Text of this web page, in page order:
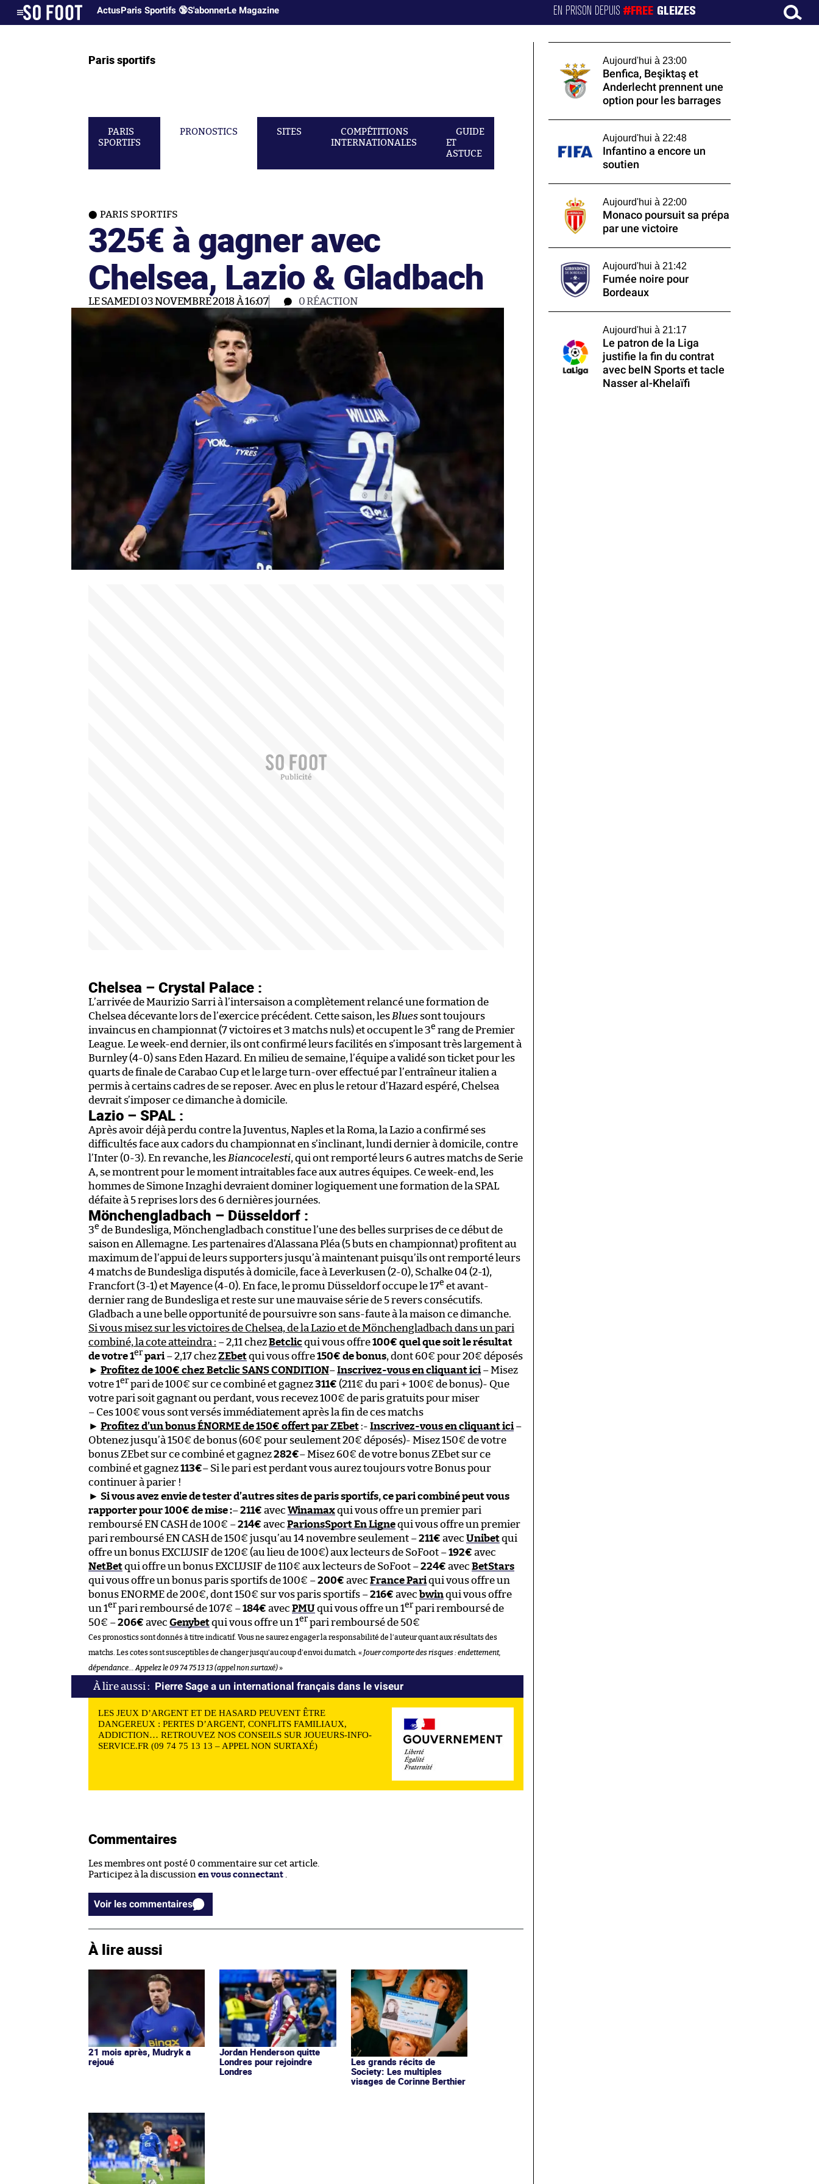
ActusParis Sportifs 🔞S'abonnerLe Magazine EN PRISON DEPUIS#FREE GLEIZES
Paris sportifs
PARIS
SPORTIFS
PRONOSTICS SITES
COMPÉTITIONS
INTERNATIONALES
GUIDE
ET
ASTUCE
PARIS SPORTIFS
325€ à gagner avec
Chelsea, Lazio & Gladbach
LE SAMEDI 03 NOVEMBRE 2018 À 16:07 0RÉACTION
Chelsea – Crystal Palace :
L’arrivée de Maurizio Sarri à l’intersaison a complètement relancé une formation de
Chelsea décevante lors de l’exercice précédent. Cette saison, les Blues sont toujours
invaincus en championnat (7 victoires et 3 matchs nuls) et occupent le 3e rang de Premier
League. Le week-end dernier, ils ont confirmé leurs facilités en s’imposant très largement à
Burnley (4-0) sans Eden Hazard. En milieu de semaine, l’équipe a validé son ticket pour les
quarts de finale de Carabao Cup et le large turn-over effectué par l’entraîneur italien a
permis à certains cadres de se reposer. Avec en plus le retour d’Hazard espéré, Chelsea
devrait s’imposer ce dimanche à domicile.
Lazio – SPAL :
Après avoir déjà perdu contre la Juventus, Naples et la Roma, la Lazio a confirmé ses
difficultés face aux cadors du championnat en s’inclinant, lundi dernier à domicile, contre
l’Inter (0-3). En revanche, les Biancocelesti, qui ont remporté leurs 6 autres matchs de Serie
A, se montrent pour le moment intraitables face aux autres équipes. Ce week-end, les
hommes de Simone Inzaghi devraient dominer logiquement une formation de la SPAL
défaite à 5 reprises lors des 6 dernières journées.
Mönchengladbach – Düsseldorf :
3e de Bundesliga, Mönchengladbach constitue l’une des belles surprises de ce début de
saison en Allemagne. Les partenaires d’Alassana Pléa (5 buts en championnat) profitent au
maximum de l’appui de leurs supporters jusqu’à maintenant puisqu’ils ont remporté leurs
4 matchs de Bundesliga disputés à domicile, face à Leverkusen (2-0), Schalke 04 (2-1),
Francfort (3-1) et Mayence (4-0). En face, le promu Düsseldorf occupe le 17e et avant-
dernier rang de Bundesliga et reste sur une mauvaise série de 5 revers consécutifs.
Gladbach a une belle opportunité de poursuivre son sans-faute à la maison ce dimanche.
Si vous misez sur les victoires de Chelsea, de la Lazio et de Mönchengladbach dans un pari
combiné, la cote atteindra : – 2,11 chezBetclicqui vous offre100€ quel que soit le résultat
de votre 1er pari– 2,17 chezZEbetqui vous offre150€ de bonus, dont 60€ pour 20€ déposés
► Profitez de 100€ chez Betclic SANS CONDITION–Inscrivez-vous en cliquant ici– Misez
votre 1er pari de 100€ sur ce combiné et gagnez311€ (211€ du pari + 100€ de bonus)- Que
votre pari soit gagnant ou perdant, vous recevez 100€ de paris gratuits pour miser
– Ces 100€ vous sont versés immédiatement après la fin de ces matchs
► Profitez d’un bonus ÉNORME de 150€ offert par ZEbet :- Inscrivez-vous en cliquant ici–
Obtenez jusqu’à 150€ de bonus (60€ pour seulement 20€ déposés)- Misez 150€ de votre
bonus ZEbet sur ce combiné et gagnez282€– Misez 60€ de votre bonus ZEbet sur ce
combiné et gagnez113€– Si le pari est perdant vous aurez toujours votre Bonus pour
continuer à parier !
► Si vous avez envie de tester d’autres sites de paris sportifs, ce pari combiné peut vous
rapporter pour 100€ de mise :–211€ avec Winamaxqui vous offre un premier pari
remboursé EN CASH de 100€ –214€ avec ParionsSport En Lignequi vous offre un premier
pari remboursé EN CASH de 150€ jusqu’au 14 novembre seulement –211€ avec Unibetqui
offre un bonus EXCLUSIF de 120€ (au lieu de 100€) aux lecteurs de SoFoot –192€ avec
NetBetqui offre un bonus EXCLUSIF de 110€ aux lecteurs de SoFoot –224€ avec BetStars
qui vous offre un bonus paris sportifs de 100€ –200€ avec France Pariqui vous offre un
bonus ENORME de 200€, dont 150€ sur vos paris sportifs –216€ avec bwinqui vous offre
un 1er pari remboursé de 107€ –184€ avec PMUqui vous offre un 1er pari remboursé de
50€ –206€ avec Genybetqui vous offre un 1er pari remboursé de 50€
Ces pronostics sont donnés à titre indicatif. Vous ne saurez engager la responsabilité de l’auteur quant aux résultats des
matchs. Les cotes sont susceptibles de changer jusqu’au coup d’envoi du match. « Jouer comporte des risques : endettement,
dépendance… Appelez le 09 74 75 13 13 (appel non surtaxé)»
Pierre Sage a un international français dans le viseur
LES JEUX D’ARGENT ET DE HASARD PEUVENT ÊTRE
DANGEREUX : PERTES D’ARGENT, CONFLITS FAMILIAUX,
ADDICTION… RETROUVEZ NOS CONSEILS SUR JOUEURS-INFO-
SERVICE.FR (09 74 75 13 13 – APPEL NON SURTAXÉ)
Commentaires
Les membres ont posté 0 commentaire sur cet article.
Participez à la discussion en vous connectant
Voir les commentaires
À lire aussi
21 mois après, Mudryk a
rejoué
Jordan Henderson quitte
Londres pour rejoindre
Londres
Les grands récits de
Society: Les multiples
visages de Corinne Berthier
Aujourd'hui à 23:00
Benfica, Beşiktaş et
Anderlecht prennent une
option pour les barrages
Aujourd'hui à 22:48
Infantino a encore un
soutien
Aujourd'hui à 22:00
Monaco poursuit sa prépa
par une victoire
Aujourd'hui à 21:42
Fumée noire pour
Bordeaux
Aujourd'hui à 21:17
Le patron de la Liga
justifie la fin du contrat
avec beIN Sports et tacle
Nasser al-Khelaïfi